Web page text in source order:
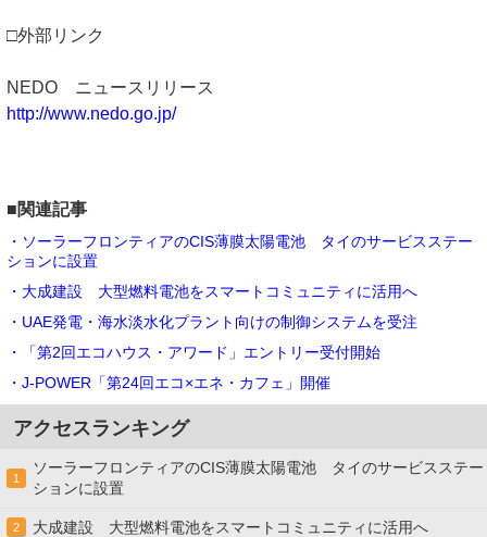
□外部リンク
NEDO ニュースリリース
http://www.nedo.go.jp/
■関連記事
・ソーラーフロンティアのCIS薄膜太陽電池 タイのサービスステー
ションに設置
・大成建設 大型燃料電池をスマートコミュニティに活用へ
・UAE発電・海水淡水化プラント向けの制御システムを受注
・「第2回エコハウス・アワード」エントリー受付開始
・J-POWER「第24回エコ×エネ・カフェ」開催
アクセスランキング
1
ソーラーフロンティアのCIS薄膜太陽電池 タイのサービスステー
ションに設置
2 大成建設 大型燃料電池をスマートコミュニティに活用へ